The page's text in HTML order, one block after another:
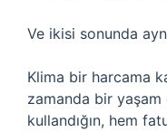
Ve ikisi sonunda
Klima bir harcama
zamanda bir yaşam
kullandığın, hem